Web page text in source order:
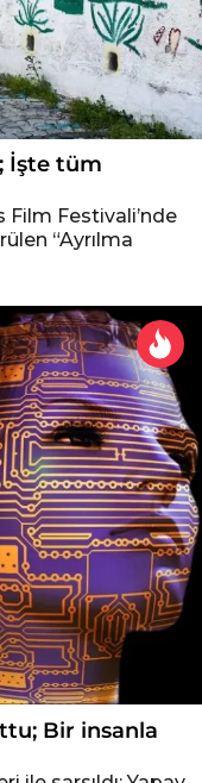
İşte tüm
Film Festivali’nde
“Ayrılma
Bir insanla